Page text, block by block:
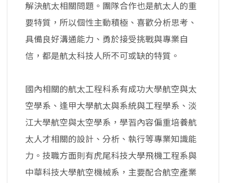
解決航太相關問題。團隊合作也是航太人的重
要特質，所以個性主動積極、喜歡分析思考、
具備良好溝通能力、勇於接受挑戰與專業自
信，都是航太科技人所不可或缺的特質。
國內相關的航太工程科系有成功大學航空與太
空學系、逢甲大學航太與系統與工程學系、淡
江大學航空與太空學系，學習內容偏重培養航
太人才相關的設計、分析、執行等專業知識能
力。技職方面則有虎尾科技大學飛機工程系與
中華科技大學航空機械系，主要配合航空產業